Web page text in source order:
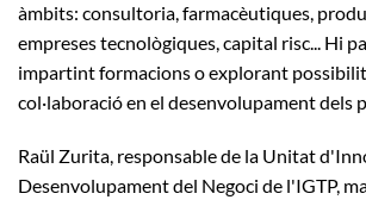
àmbits: consultoria, farmacèutiques,
empreses tecnològiques, capital risc... Hi
impartint formacions o explorant
col·laboració en el desenvolupament dels
Raül Zurita, responsable de la Unitat
Desenvolupament del Negoci de l'IGTP,